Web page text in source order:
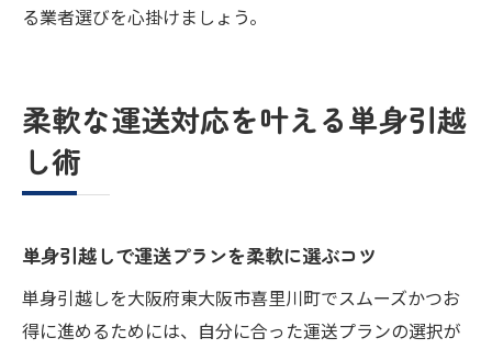
る業者選びを心掛けましょう。
柔軟な運送対応を叶える単身引越
し術
単身引越しで運送プランを柔軟に選ぶコツ
単身引越しを大阪府東大阪市喜里川町でスムーズかつお
得に進めるためには、自分に合った運送プランの選択が